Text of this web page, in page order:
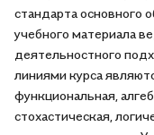
стандарта основного
учебного материала
деятельностного
линиями курса
функциональная,
стохастическая,